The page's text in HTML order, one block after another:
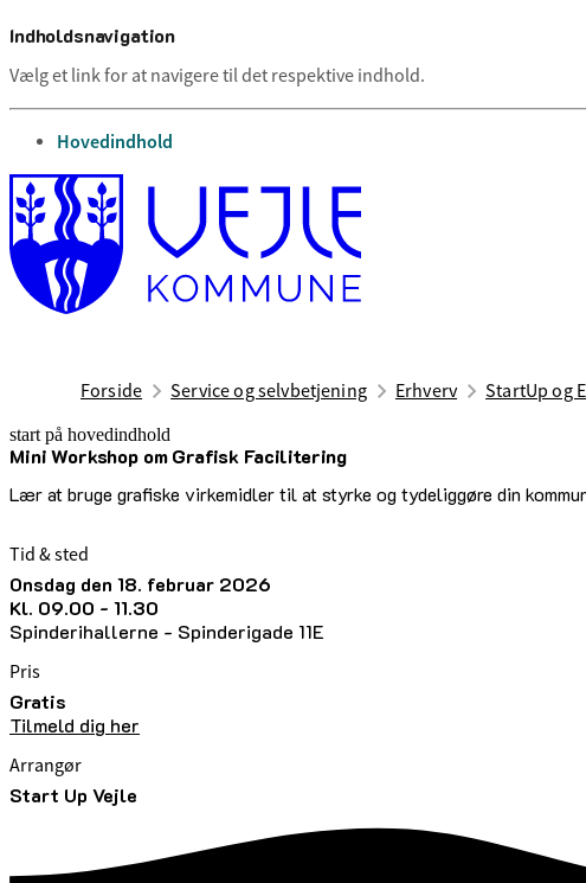
Indholdsnavigation
Vælg et link for at navigere til det respektive indhold.
gå til
Hovedindhold
Forside Service og selvbetjening Erhverv StartUp og
start på hovedindhold
Mini Workshop om Grafisk Facilitering
Lær at bruge grafiske virkemidler til at styrke og tydeliggøre din
senest opdateret 16. februar 2026
Tid & sted
onsdag den 18. februar 2026
kl. 09.00 - 11.30
Spinderihallerne - Spinderigade 11E
Pris
Gratis
Tilmeld dig her
Arrangør
Start Up Vejle